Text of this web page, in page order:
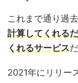
これまで通り過
計算してくれる
くれるサービスだ
2021年にリリー